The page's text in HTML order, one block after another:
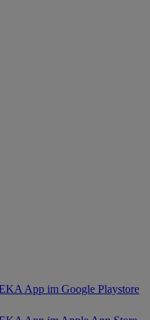
App im Google Playstore